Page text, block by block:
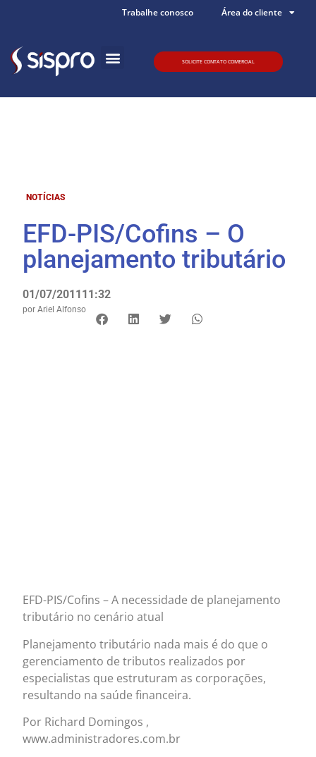
Trabalhe conosco Área do cliente
SOLICITE CONTATO COMERCIAL
NOTÍCIAS
EFD-PIS/Cofins – O
planejamento tributário
01/07/201111:32
por Ariel Alfonso
EFD-PIS/Cofins – A necessidade de planejamento
tributário no cenário atual
Planejamento tributário nada mais é do que o
gerenciamento de tributos realizados por
especialistas que estruturam as corporações,
resultando na saúde financeira.
Por Richard Domingos ,
www.administradores.com.br